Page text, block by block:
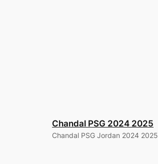
Chandal PSG 2024 2025
Chandal PSG Jordan 2024 2025